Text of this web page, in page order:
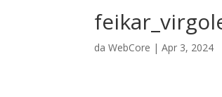
daWebCore |Apr 3, 2024